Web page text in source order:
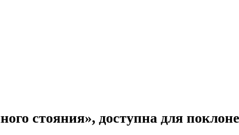
стояния», доступна для